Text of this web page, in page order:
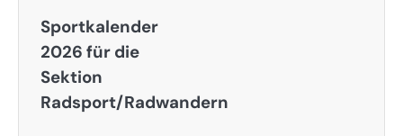
Sportkalender
2026 für die
Sektion
Radsport/Radwandern